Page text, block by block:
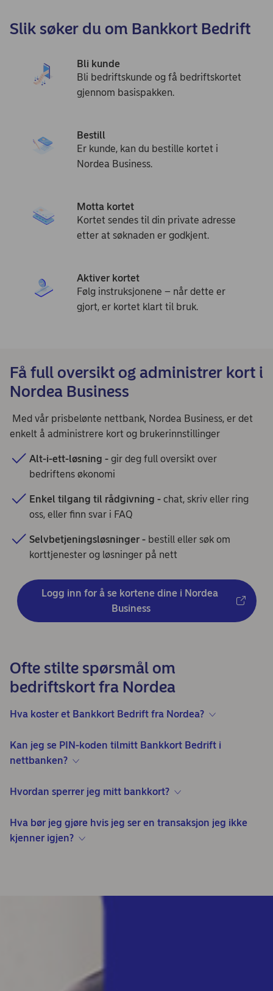
Slik søker du om Bankkort Bedrift
Bli kunde
Bli bedriftskunde og få bedriftskortet
gjennom basispakken.
Bestill
Er kunde, kan du bestille kortet i
Nordea Business.
Motta kortet
Kortet sendes til din private adresse
etter at søknaden er godkjent.
Aktiver kortet
Følg instruksjonene – når dette er
gjort, er kortet klart til bruk.
Få full oversikt og administrer kort i
Nordea Business
Med vår prisbelønte nettbank, Nordea Business, er det
enkelt å administrere kort og brukerinnstillinger
Alt-i-ett-løsning - gir deg full oversikt over
bedriftens økonomi
Enkel tilgang til rådgivning - chat, skriv eller ring
oss, eller finn svar i FAQ
Selvbetjeningsløsninger - bestill eller søk om
korttjenester og løsninger på nett
Logg inn for å se kortene dine i Nordea
Business
Ofte stilte spørsmål om
bedriftskort fra Nordea
Hva koster et Bankkort Bedrift fra Nordea?
Kan jeg se PIN-koden tilmitt Bankkort Bedrift i
nettbanken?
Hvordan sperrer jeg mitt bankkort?
Hva bør jeg gjøre hvis jeg ser en transaksjon jeg ikke
kjenner igjen?